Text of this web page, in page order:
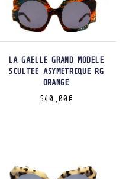
LA GAELLE GRAND MODELE
SCULTEE ASYMETRIQUE RG
ORANGE
540,00 €